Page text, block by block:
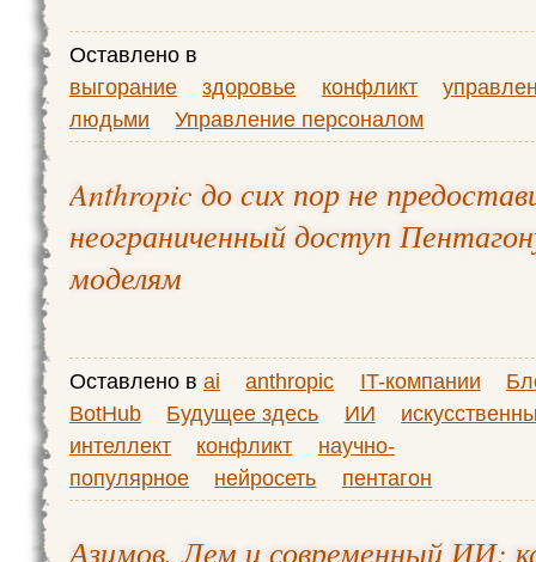
Оставлено в
выгорание
здоровье конфликт
людьми
Управление персоналом
Anthropic до сих пор не
неограниченный доступ
моделям
Оставлено в ai anthropic IT-компании
BotHub
Будущее здесь ИИ
интеллект
конфликт
научно-
популярное
нейросеть пентагон
Азимов, Лем и современный ИИ: